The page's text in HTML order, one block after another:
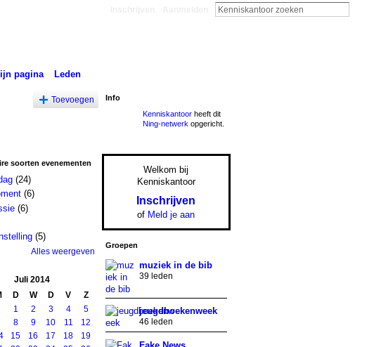
pagina Leden
Toevoegen
soorten evenementen
(24)
(6)
(6)
(5)
Alles weergeven
Juli 2014
D W D V
Z
1
2 3 4
5
8 9 10 11
12
15 16 17 18
19
Info
Kenniskantoorheeft dit
Ning-netwerk opgericht.
Welkom bij
Kenniskantoor
Inschrijven
of Meld je aan
Groepen
muziek in de bib
39 leden
jeugdboekenweek
46 leden